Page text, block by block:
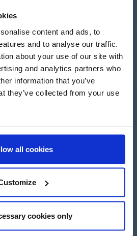
content and ads, to
and to analyse our traffic.
about your use of our site with
and analytics partners who
information that you’ve
they’ve collected from your use
all cookies
cookies only